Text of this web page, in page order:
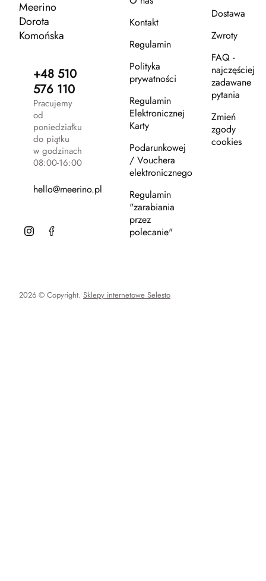
Meerino
Dorota
Komońska
+48 510
576 110
Pracujemy
od
poniedziałku
do piątku
w godzinach
08:00-16:00
hello@meerino.pl
Kontakt
Regulamin
Polityka
prywatności
Regulamin
Elektronicznej
Karty
Podarunkowej
/ Vouchera
elektronicznego
Regulamin
"zarabiania
przez
polecanie"
Dostawa
Zwroty
FAQ -
najczęściej
zadawane
pytania
Zmień
zgody
cookies
2026 © Copyright. Sklepy internetowe Selesto